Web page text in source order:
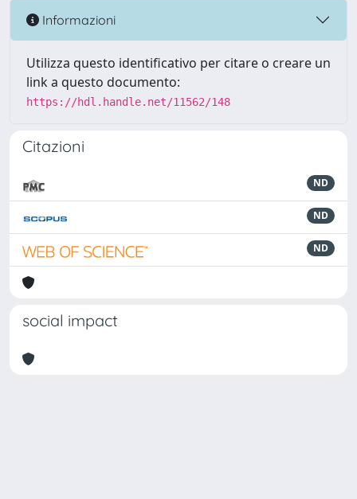
Informazioni
Utilizza questo identificativo per citare o creare un
link a questo documento:
https://hdl.handle.net/11562/148
Citazioni
ND
ND
ND
social impact